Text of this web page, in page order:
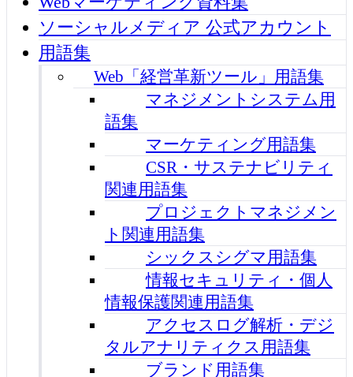
ソーシャルメディア 公式アカウント
用語集
Web「経営革新ツール」用語集
マネジメントシステム用
語集
マーケティング用語集
CSR・サステナビリティ
関連用語集
プロジェクトマネジメン
ト関連用語集
シックスシグマ用語集
情報セキュリティ・個人
情報保護関連用語集
アクセスログ解析・デジ
タルアナリティクス用語集
ブランド用語集